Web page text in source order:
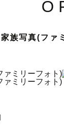
O
家族写真(ファ